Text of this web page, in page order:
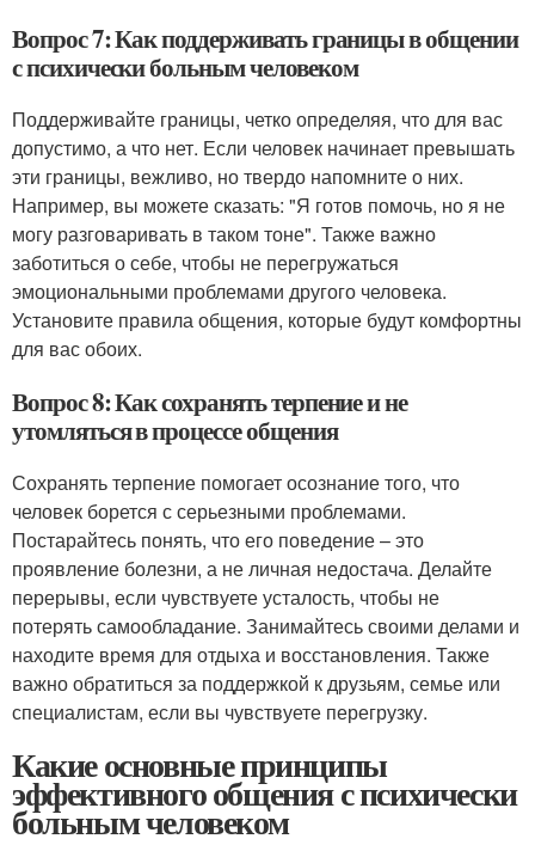
Вопрос 7: Как поддерживать границы в общении
с психически больным человеком
Поддерживайте границы, четко определяя, что для вас
допустимо, а что нет. Если человек начинает превышать
эти границы, вежливо, но твердо напомните о них.
Например, вы можете сказать: "Я готов помочь, но я не
могу разговаривать в таком тоне". Также важно
заботиться о себе, чтобы не перегружаться
эмоциональными проблемами другого человека.
Установите правила общения, которые будут комфортны
для вас обоих.
Вопрос 8: Как сохранять терпение и не
утомляться в процессе общения
Сохранять терпение помогает осознание того, что
человек борется с серьезными проблемами.
Постарайтесь понять, что его поведение – это
проявление болезни, а не личная недостача. Делайте
перерывы, если чувствуете усталость, чтобы не
потерять самообладание. Занимайтесь своими делами и
находите время для отдыха и восстановления. Также
важно обратиться за поддержкой к друзьям, семье или
специалистам, если вы чувствуете перегрузку.
Какие основные принципы
эффективного общения с психически
больным человеком